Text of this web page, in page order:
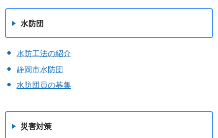
水防団
水防工法の紹介
静岡市水防団
水防団員の募集
災害対策